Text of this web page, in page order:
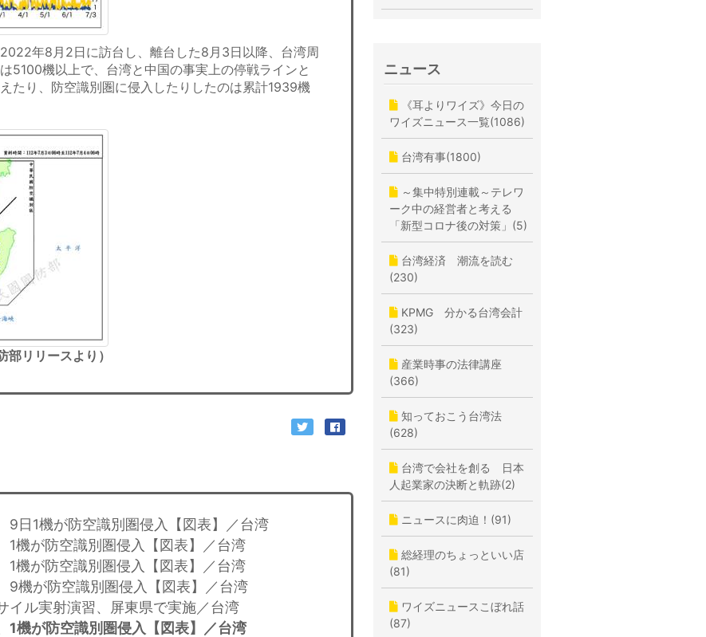
年8月2日に訪台し、離台した8月3日以降、台湾周
5100機以上で、台湾と中国の事実上の停戦ラインと
たり、防空識別圏に侵入したりしたのは累計1939機
リリースより）
9日1機が防空識別圏侵入【図表】／台湾
1機が防空識別圏侵入【図表】／台湾
1機が防空識別圏侵入【図表】／台湾
9機が防空識別圏侵入【図表】／台湾
イル実射演習、屏東県で実施／台湾
1機が防空識別圏侵入【図表】／台湾
ニュース
《耳よりワイズ》今日の
ワイズニュース一覧(1086)
台湾有事(1800)
～集中特別連載～テレワ
ーク中の経営者と考える
「新型コロナ後の対策」(5)
台湾経済 潮流を読む
(230)
KPMG 分かる台湾会計
(323)
産業時事の法律講座
(366)
知っておこう台湾法
(628)
台湾で会社を創る 日本
人起業家の決断と軌跡(2)
ニュースに肉迫！(91)
総経理のちょっといい店
(81)
ワイズニュースこぼれ話
(87)